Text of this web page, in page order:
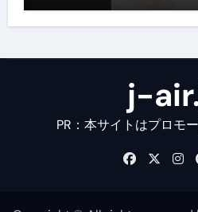
j-
PR：本サイトはプロモ